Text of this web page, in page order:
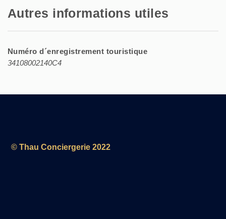
Autres informations utiles
Numéro d´enregistrement touristique
34108002140C4
© Thau Conciergerie 2022